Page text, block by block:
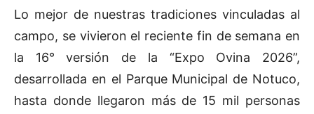
Lo mejor de nuestras tradiciones vinculadas al
campo, se vivieron el reciente fin de semana en
la 16° versión de la “Expo Ovina 2026”,
desarrollada en el Parque Municipal de Notuco,
hasta donde llegaron más de 15 mil personas